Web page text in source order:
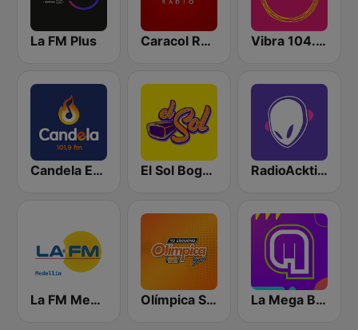
La FM Plus Caracol Radio Medellín Vibra 104.9 FM
Candela Estereo 101.9 FM El Sol Bogotá RadioAcktiva Bogotá
La FM Medellín Olímpica Stereo - Medellín 104.9 FM La Mega Bogotá